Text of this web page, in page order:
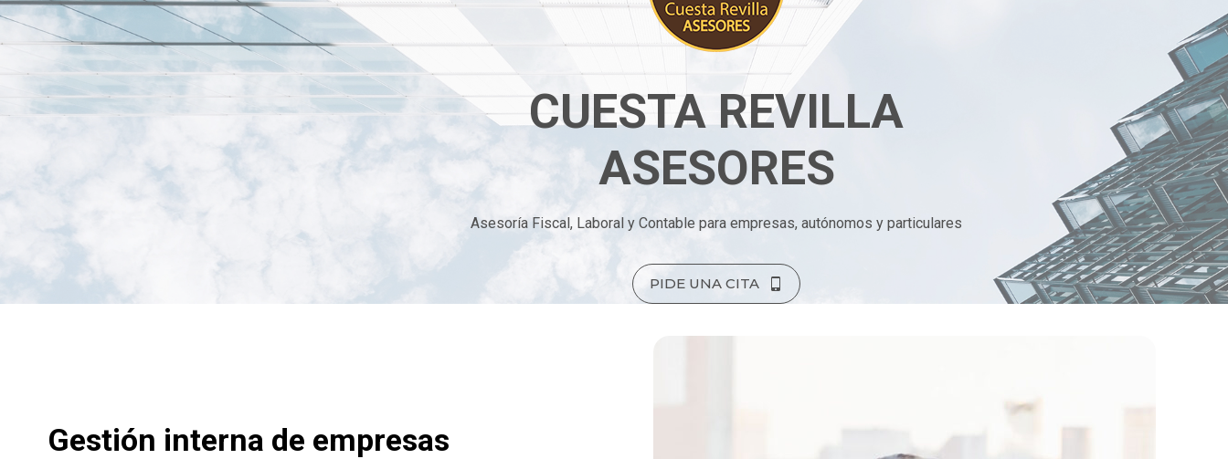
CUESTA REVILLA
ASESORES
Asesoría Fiscal, Laboral y Contable para empresas, autónomos y particulares
PIDE UNA CITA
Gestión interna de empresas